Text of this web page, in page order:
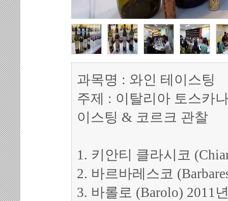
과목명 : 와인 테이스팅
주제 : 이탈리아 토스카
이스팅 & 코르크 관찰
1. 키안티 클라시코
2. 바르바레스코
3. 바롤로 (Barolo) 2011